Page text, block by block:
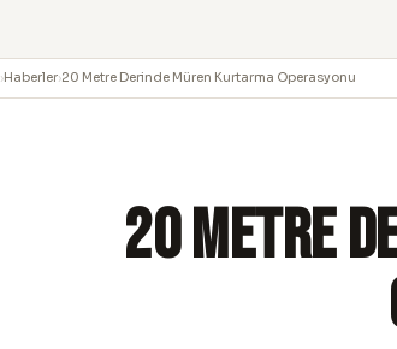
›Haberler›20 Metre Derinde Müren Kurtarma Operasyonu
20 Metre